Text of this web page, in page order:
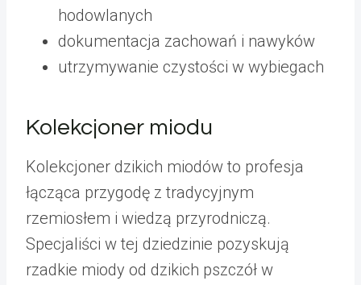
hodowlanych
dokumentacja zachowań i nawyków
utrzymywanie czystości w wybiegach
Kolekcjoner miodu
Kolekcjoner dzikich miodów to profesja
łącząca przygodę z tradycyjnym
rzemiosłem i wiedzą przyrodniczą.
Specjaliści w tej dziedzinie pozyskują
rzadkie miody od dzikich pszczół w